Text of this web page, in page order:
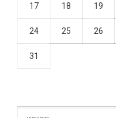
17 18 19
24 25 26
31